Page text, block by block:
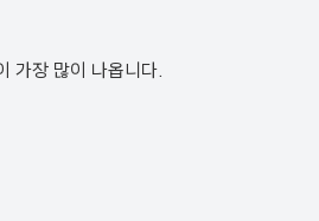
가장 많이 나옵니다.